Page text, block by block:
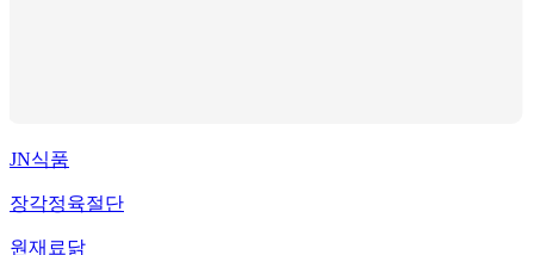
JN식품
장각정육절단
원재료닭